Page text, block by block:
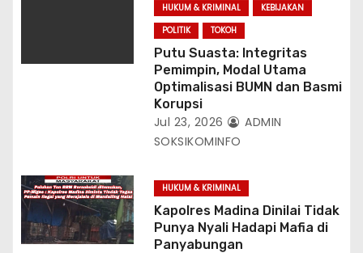
HUKUM & KRIMINAL
KEBIJAKAN
POLITIK
TOKOH
Putu Suasta: Integritas
Pemimpin, Modal Utama
Optimalisasi BUMN dan Basmi
Korupsi
Jul 23, 2026
ADMIN
SOKSIKOMINFO
HUKUM & KRIMINAL
Kapolres Madina Dinilai Tidak
Punya Nyali Hadapi Mafia di
Panyabungan